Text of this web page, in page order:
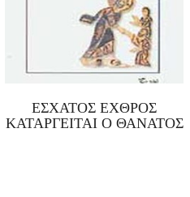
ΕΣΧΑΤΟΣ ΕΧΘΡΟΣ
ΚΑΤΑΡΓΕΙΤΑΙ Ο ΘΑΝΑΤΟΣ